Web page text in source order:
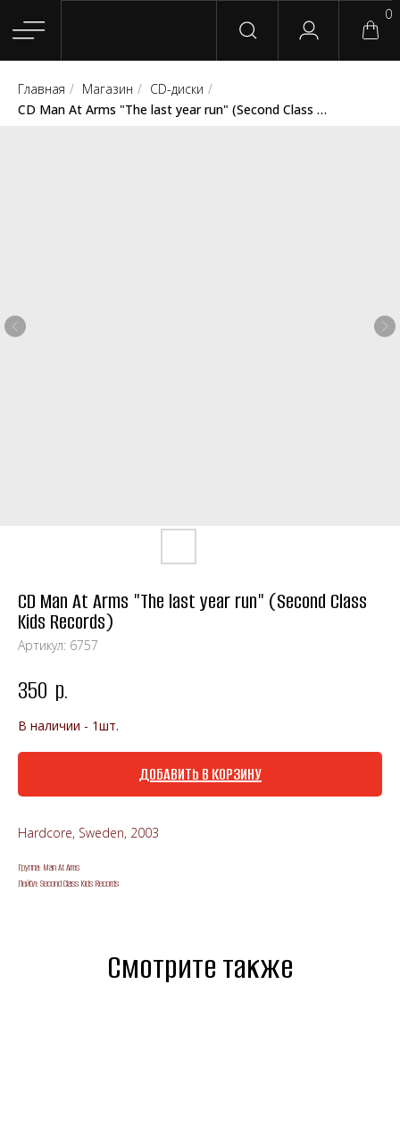
Главная Магазин Группы
Главная / Магазин / CD-диски /
CD Man At Arms "The last year run" (Second Class Kids Records)
CD Man At Arms "The last year run" (Second Class
Kids Records)
Артикул: 6757
350 р.
В наличии - 1шт.
ДОБАВИТЬ В КОРЗИНУ
Hardcore, Sweden, 2003
Группа: Man At Arms
Лейбл: Second Class Kids Records
Смотрите также